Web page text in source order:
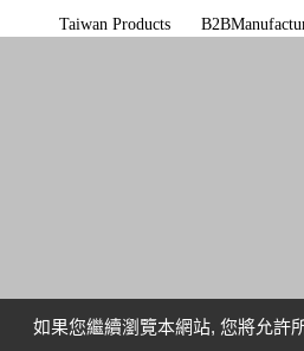
Taiwan Products
如果您繼續瀏覽本網站, 您將允許